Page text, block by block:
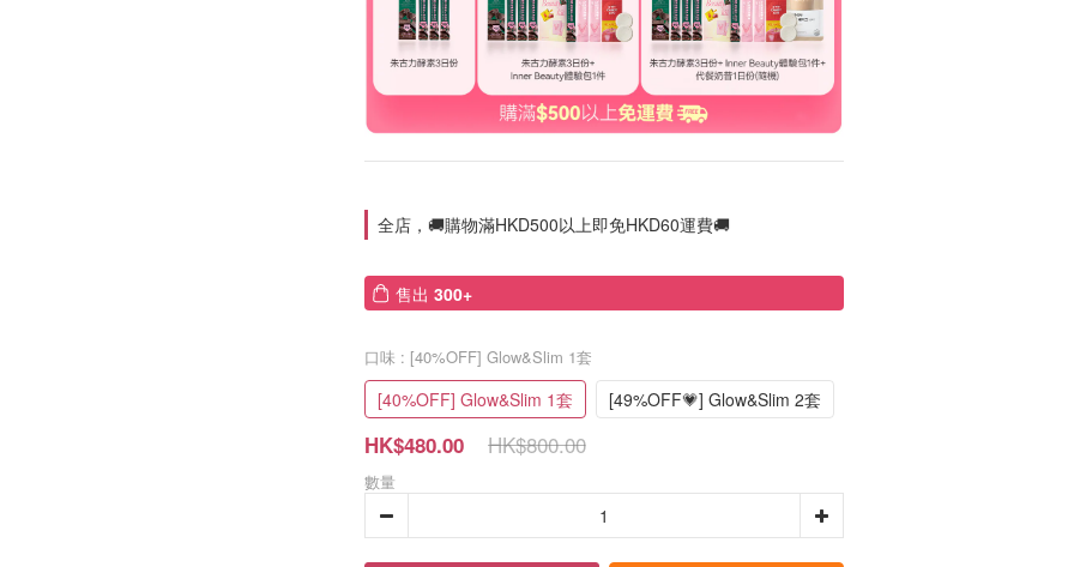
全店，🚚購物滿HKD500以上即免HKD60運費🚚
售出 300+
口味 : [40%OFF] Glow&Slim 1套
[40%OFF] Glow&Slim 1套 [49%OFF💗] Glow&Slim 2套
HK$800.00
HK$480.00
數量